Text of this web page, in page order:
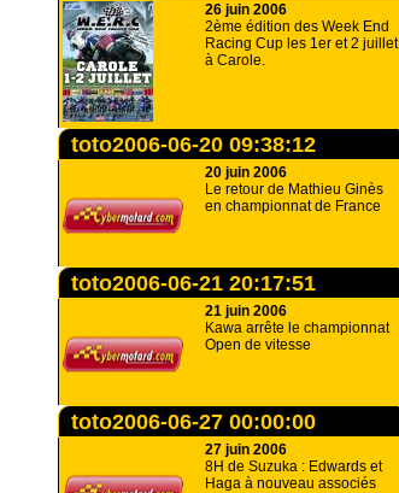
26 juin 2006
2ème édition des Week End
Racing Cup les 1er et 2 juillet
à Carole.
toto2006-06-20 09:38:12
20 juin 2006
Le retour de Mathieu Ginès
en championnat de France
toto2006-06-21 20:17:51
21 juin 2006
Kawa arrête le championnat
Open de vitesse
toto2006-06-27 00:00:00
27 juin 2006
8H de Suzuka : Edwards et
Haga à nouveau associés